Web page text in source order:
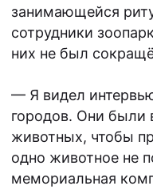
занимающейся
сотрудники
них не был
— Я видел
городов. Они были
животных, чтобы
одно животное не
мемориальная